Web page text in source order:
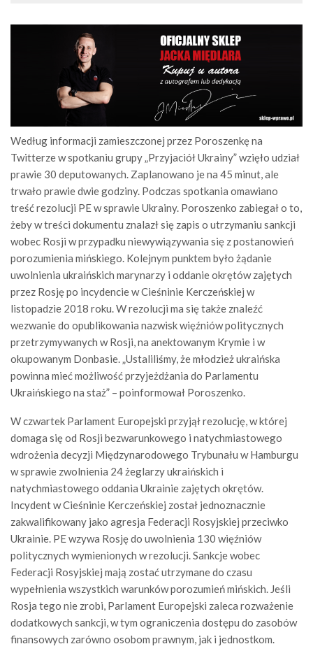
Według informacji zamieszczonej przez Poroszenkę na
Twitterze w spotkaniu grupy „Przyjaciół Ukrainy” wzięło udział
prawie 30 deputowanych. Zaplanowano je na 45 minut, ale
trwało prawie dwie godziny. Podczas spotkania omawiano
treść rezolucji PE w sprawie Ukrainy. Poroszenko zabiegał o to,
żeby w treści dokumentu znalazł się zapis o utrzymaniu sankcji
wobec Rosji w przypadku niewywiązywania się z postanowień
porozumienia mińskiego. Kolejnym punktem było żądanie
uwolnienia ukraińskich marynarzy i oddanie okrętów zajętych
przez Rosję po incydencie w Cieśninie Kerczeńskiej w
listopadzie 2018 roku. W rezolucji ma się także znaleźć
wezwanie do opublikowania nazwisk więźniów politycznych
przetrzymywanych w Rosji, na anektowanym Krymie i w
okupowanym Donbasie. „Ustaliliśmy, że młodzież ukraińska
powinna mieć możliwość przyjeżdżania do Parlamentu
Ukraińskiego na staż” – poinformował Poroszenko.
W czwartek Parlament Europejski przyjął rezolucję, w której
domaga się od Rosji bezwarunkowego i natychmiastowego
wdrożenia decyzji Międzynarodowego Trybunału w Hamburgu
w sprawie zwolnienia 24 żeglarzy ukraińskich i
natychmiastowego oddania Ukrainie zajętych okrętów.
Incydent w Cieśninie Kerczeńskiej został jednoznacznie
zakwalifikowany jako agresja Federacji Rosyjskiej przeciwko
Ukrainie. PE wzywa Rosję do uwolnienia 130 więźniów
politycznych wymienionych w rezolucji. Sankcje wobec
Federacji Rosyjskiej mają zostać utrzymane do czasu
wypełnienia wszystkich warunków porozumień mińskich. Jeśli
Rosja tego nie zrobi, Parlament Europejski zaleca rozważenie
dodatkowych sankcji, w tym ograniczenia dostępu do zasobów
finansowych zarówno osobom prawnym, jak i jednostkom.